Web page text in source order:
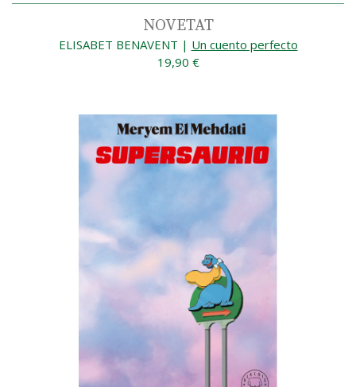
NOVETAT
ELISABET BENAVENT | Un cuento perfecto
19,90 €